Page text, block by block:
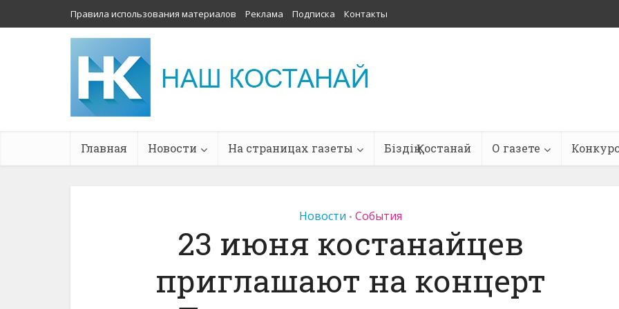
Правила использования материалов Реклама Подписка Контакты
Главная Новости На страницах газеты Біздің Қостанай О газете
Новости • События
23 июня костанайцев
приглашают на концерт